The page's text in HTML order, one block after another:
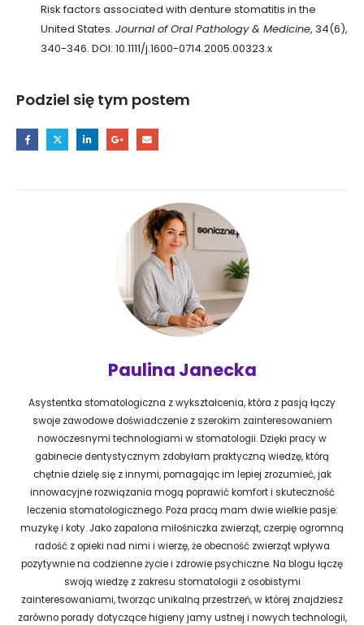
Risk factors associated with denture stomatitis in the
United States. Journal of Oral Pathology & Medicine, 34(6),
340-346. DOI: 10.1111/j.1600-0714.2005.00323.x
Podziel się tym postem
Paulina Janecka
Asystentka stomatologiczna z wykształcenia, która z pasją łączy
swoje zawodowe doświadczenie z szerokim zainteresowaniem
nowoczesnymi technologiami w stomatologii. Dzięki pracy w
gabinecie dentystycznym zdobyłam praktyczną wiedzę, którą
chętnie dzielę się z innymi, pomagając im lepiej zrozumieć, jak
innowacyjne rozwiązania mogą poprawić komfort i skuteczność
leczenia stomatologicznego. Poza pracą mam dwie wielkie pasje:
muzykę i koty. Jako zapalona miłośniczka zwierząt, czerpię ogromną
radość z opieki nad nimi i wierzę, że obecność zwierząt wpływa
pozytywnie na codzienne życie i zdrowie psychiczne. Na blogu łączę
swoją wiedzę z zakresu stomatologii z osobistymi
zainteresowaniami, tworząc unikalną przestrzeń, w której znajdziesz
zarówno porady dotyczące higieny jamy ustnej i nowych technologii,